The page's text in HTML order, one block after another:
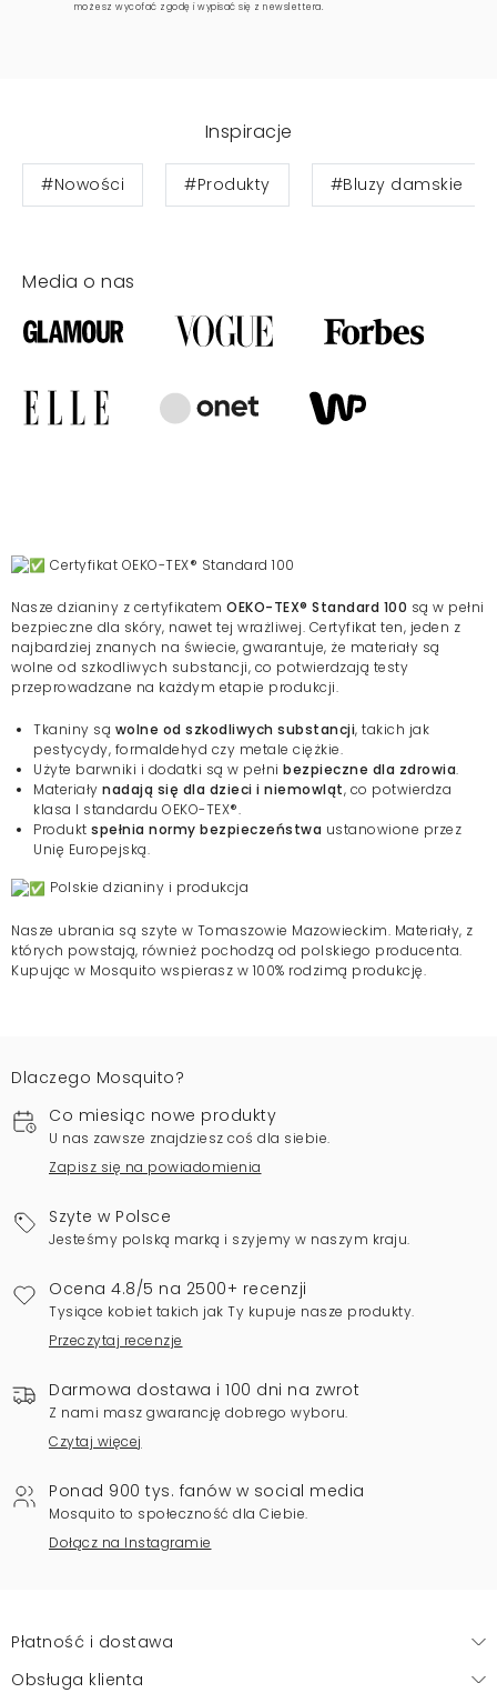
możesz wycofać zgodę i wypisać się z newslettera.
Inspiracje
#Nowości #Produkty #Bluzy damskie
Media o nas
Certyfikat OEKO-TEX® Standard 100
Nasze dzianiny z certyfikatem OEKO-TEX® Standard 100 są w pełni
bezpieczne dla skóry, nawet tej wrażliwej. Certyfikat ten, jeden z
najbardziej znanych na świecie, gwarantuje, że materiały są
wolne od szkodliwych substancji, co potwierdzają testy
przeprowadzane na każdym etapie produkcji.
Tkaniny są wolne od szkodliwych substancji, takich jak
pestycydy, formaldehyd czy metale ciężkie.
Użyte barwniki i dodatki są w pełni bezpieczne dla zdrowia.
Materiały nadają się dla dzieci i niemowląt, co potwierdza
klasa I standardu OEKO-TEX®.
Produkt spełnia normy bezpieczeństwa ustanowione przez
Unię Europejską.
Polskie dzianiny i produkcja
Nasze ubrania są szyte w Tomaszowie Mazowieckim. Materiały, z
których powstają, również pochodzą od polskiego producenta.
Kupując w Mosquito wspierasz w 100% rodzimą produkcję.
Dlaczego Mosquito?
Co miesiąc nowe produkty
U nas zawsze znajdziesz coś dla siebie.
Zapisz się na powiadomienia
Szyte w Polsce
Jesteśmy polską marką i szyjemy w naszym kraju.
Ocena 4.8/5 na 2500+ recenzji
Tysiące kobiet takich jak Ty kupuje nasze produkty.
Przeczytaj recenzje
Darmowa dostawa i 100 dni na zwrot
Z nami masz gwarancję dobrego wyboru.
Czytaj więcej
Ponad 900 tys. fanów w social media
Mosquito to społeczność dla Ciebie.
Dołącz na Instagramie
Płatność i dostawa
Obsługa klienta